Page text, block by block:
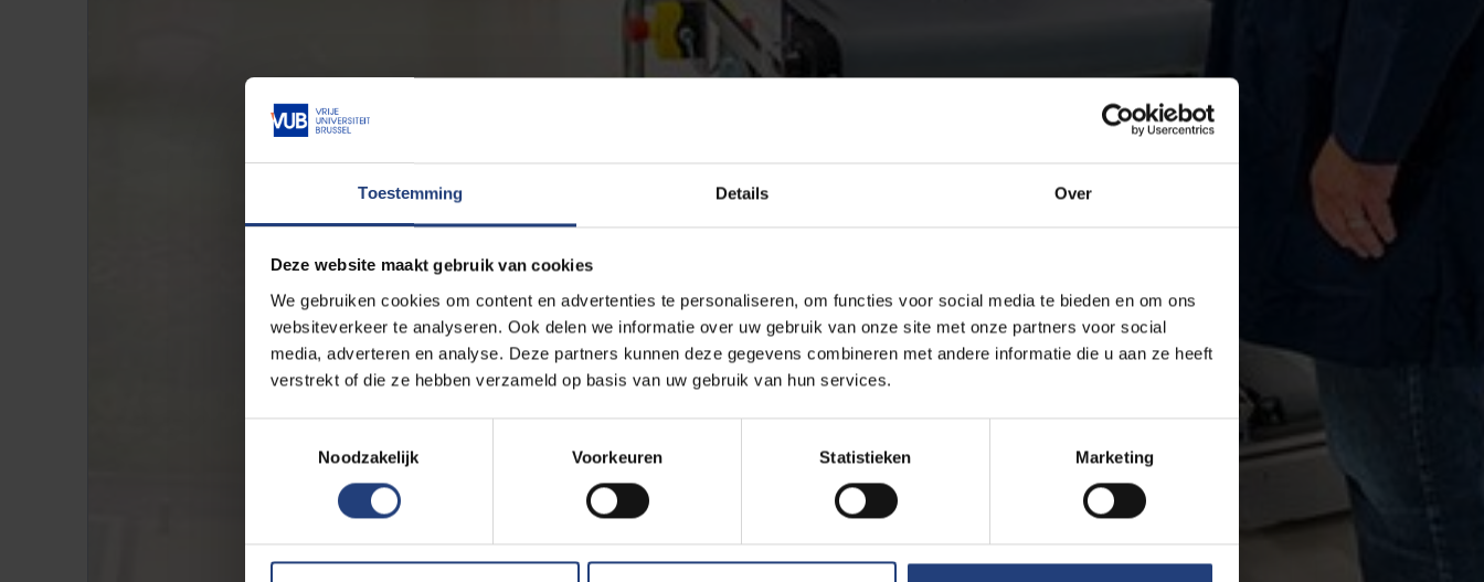
Toestemming Details Over
Deze website maakt gebruik van cookies
We gebruiken cookies om content en advertenties te personaliseren, om functies voor social media te bieden en om ons
websiteverkeer te analyseren. Ook delen we informatie over uw gebruik van onze site met onze partners voor social
media, adverteren en analyse. Deze partners kunnen deze gegevens combineren met andere informatie die u aan ze heeft
verstrekt of die ze hebben verzameld op basis van uw gebruik van hun services.
Noodzakelijk
Voorkeuren Statistieken Marketing